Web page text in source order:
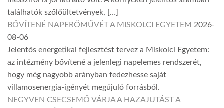
találhatók szőlőültetvények, […]
BŐVÍTENÉ NAPERŐMŰVÉT A MISKOLCI EGYETEM 2026-
08-06
Jelentős energetikai fejlesztést tervez a Miskolci Egyetem:
az intézmény bővítené a jelenlegi napelemes rendszerét,
hogy még nagyobb arányban fedezhesse saját
villamosenergia-igényét megújuló forrásból.
NEGYVEN CSECSEMŐ VÁRJA A HAZAJUTÁST A